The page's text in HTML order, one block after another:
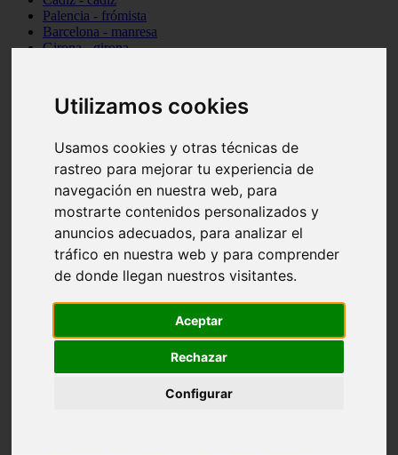
Utilizamos cookies
Usamos cookies y otras técnicas de
rastreo para mejorar tu experiencia de
navegación en nuestra web, para
mostrarte contenidos personalizados y
anuncios adecuados, para analizar el
tráfico en nuestra web y para comprender
de donde llegan nuestros visitantes.
Aceptar
Rechazar
Configurar
Palencia - frómista
Barcelona - manresa
Girona - girona
Valencia - valencia
Málaga - nerja
A-coruña - santiago-de-compostela
Tarragona - tarragona
Asturias - gijón
Girona - figueres
Madrid - leganés
Almería - roquetas-de-mar
Girona - tossa-de-mar
Barcelona - sant-cugat-del-vallès
Alicante - l39alfàs-del-pi
Barcelona - vilanova-i-la-geltrú
Illes-balears - alcúdia
Illes-balears - sant-antoni-de-portmany